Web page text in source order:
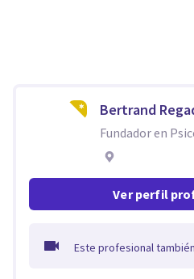
Bertrand
Fundador en
Ver perfil
Este profesional